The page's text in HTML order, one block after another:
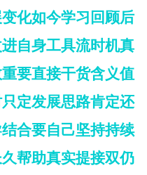
化如今学习回顾后
自身工具流时机真
要直接干货含义值
定发展思路肯定还
合要自己坚持持续
帮助真实提接双仍